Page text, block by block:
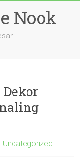
Nook
Uncategorized